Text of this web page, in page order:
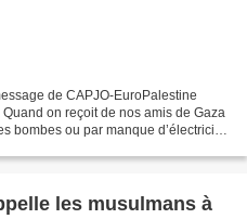
de CAPJO-EuroPalestine
on reçoit de nos amis de Gaza
bombes ou par manque d’électricité,